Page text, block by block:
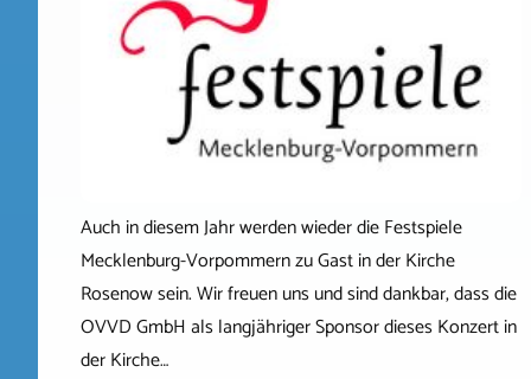
Auch in diesem Jahr werden wieder die Festspiele
Mecklenburg-Vorpommern zu Gast in der Kirche
Rosenow sein. Wir freuen uns und sind dankbar, dass die
OVVD GmbH als langjähriger Sponsor dieses Konzert in
der Kirche…